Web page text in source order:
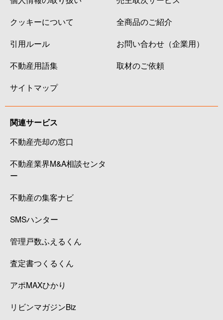
クッキーについて
引用ルール
不動産用語集
サイトマップ
全商品のご紹介
お問い合わせ（企業用）
取材のご依頼
関連サービス
不動産売却の窓口
不動産業界M&A相談センタ
ー
不動産の集客ナビ
SMSハンター
管理戸数ふえるくん
査定書つくるくん
アポMAXひかり
リビンマガジンBiz